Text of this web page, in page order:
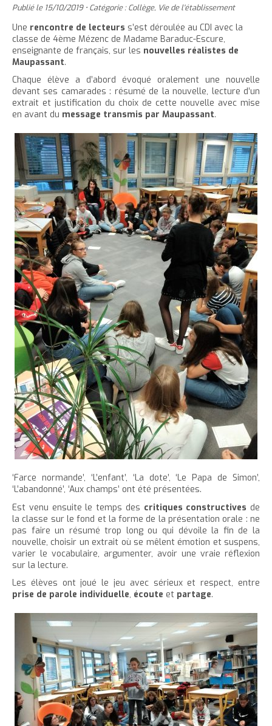
h
è
c
l
e
a
c
c
u
e
l
t
e
r
l
t
a
i
l
l
e
d
u
t
e
x
t
e
e
r
l
a
a
l
l
e
d
u
t
e
x
t
e
e
r
c
e
t
e
p
a
g
e
e
r
c
e
o
n
t
e
n
u
Publié le 15/10/2019 • Catégorie :Collège, Vie de l'établissement
Une rencontre de lecteurs s’est déroulée au CDI avec la
classe de 4ème Mézenc de Madame Baraduc-Escure,
enseignante de français, sur les nouvelles réalistes de
Maupassant.
Chaque élève a d’abord évoqué oralement une nouvelle
devant ses camarades : résumé de la nouvelle, lecture d’un
extrait et justification du choix de cette nouvelle avec mise
en avant du message transmis par Maupassant.
‘Farce normande’, ‘L’enfant’, ‘La dote’, ‘Le Papa de Simon’,
‘L’abandonné’, ‘Aux champs’ ont été présentées.
Est venu ensuite le temps des critiques constructives de
la classe sur le fond et la forme de la présentation orale : ne
pas faire un résumé trop long ou qui dévoile la fin de la
nouvelle, choisir un extrait où se mêlent émotion et suspens,
varier le vocabulaire, argumenter, avoir une vraie réflexion
sur la lecture.
Les élèves ont joué le jeu avec sérieux et respect, entre
prise de parole individuelle, écoute et partage.